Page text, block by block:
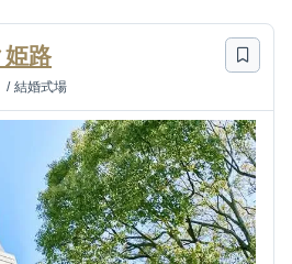
路
/ 結婚式場